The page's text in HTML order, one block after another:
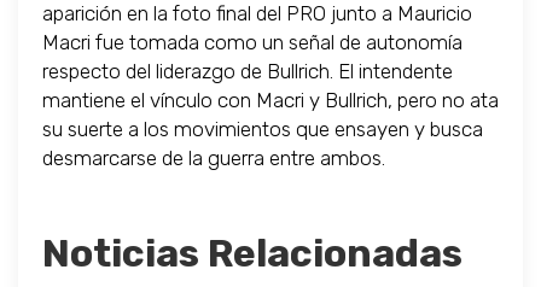
aparición en la foto final del PRO junto a Mauricio
Macri fue tomada como un señal de autonomía
respecto del liderazgo de Bullrich. El intendente
mantiene el vínculo con Macri y Bullrich, pero no ata
su suerte a los movimientos que ensayen y busca
desmarcarse de la guerra entre ambos.
Noticias Relacionadas